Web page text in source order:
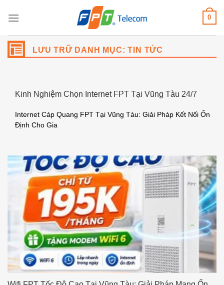
qua
dung
0
LƯU TRỮ DANH MỤC:TIN TỨC
Kinh Nghiệm Chọn Internet FPT Tại Vũng Tàu 24/7
Internet Cáp Quang FPT Tại Vũng Tàu: Giải Pháp Kết Nối Ổn
Định Cho Gia